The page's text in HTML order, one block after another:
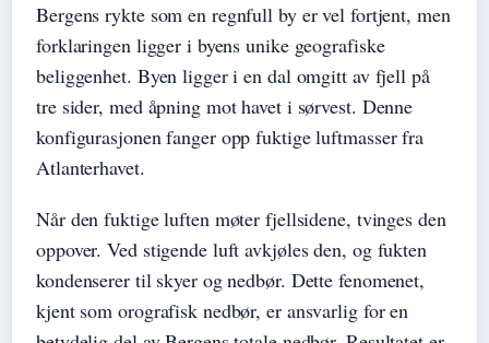
Bergens rykte som en regnfull by er vel fortjent, men
forklaringen ligger i byens unike geografiske
beliggenhet. Byen ligger i en dal omgitt av fjell på
tre sider, med åpning mot havet i sørvest. Denne
konfigurasjonen fanger opp fuktige luftmasser fra
Atlanterhavet.
Når den fuktige luften møter fjellsidene, tvinges den
oppover. Ved stigende luft avkjøles den, og fukten
kondenserer til skyer og nedbør. Dette fenomenet,
kjent som orografisk nedbør, er ansvarlig for en